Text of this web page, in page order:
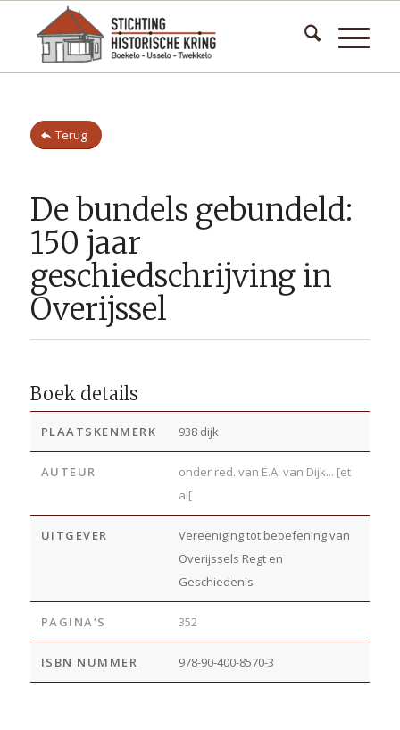
Terug
De bundels gebundeld:
150 jaar
geschiedschrijving in
Overijssel
Boek details
PLAATSKENMERK 938 dijk
AUTEUR
onder red. van E.A. van Dijk... [et
al[
UITGEVER
Vereeniging tot beoefening van
Overijssels Regt en
Geschiedenis
PAGINA’S 352
ISBN NUMMER 978-90-400-8570-3